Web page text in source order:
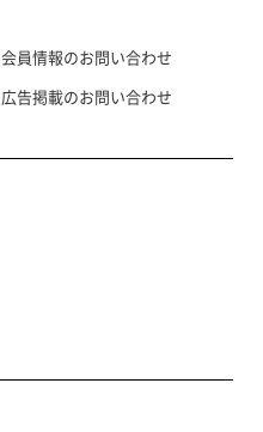
会員情報のお問い合わせ
広告掲載のお問い合わせ